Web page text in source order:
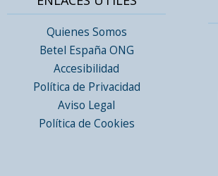
Quienes Somos
Betel España ONG
Accesibilidad
Política de Privacidad
Aviso Legal
Política de Cookies